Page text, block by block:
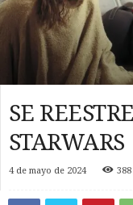
SE
STARWARS
4 de mayo de 2024 388